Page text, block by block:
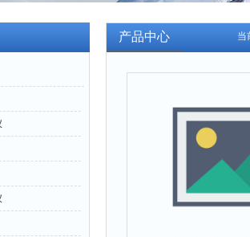
当
产品中心